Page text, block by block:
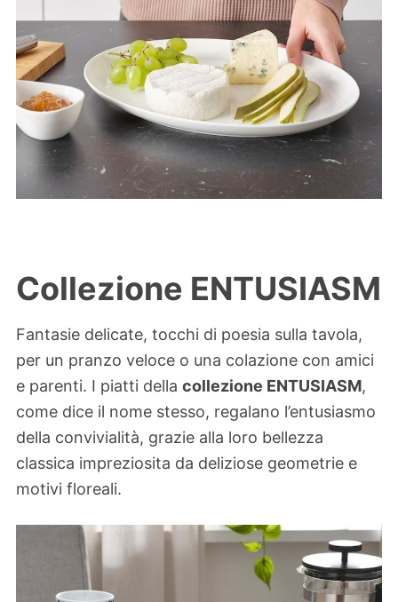
Collezione ENTUSIASM
Fantasie delicate, tocchi di poesia sulla tavola,
per un pranzo veloce o una colazione con amici
e parenti. I piatti della collezione ENTUSIASM,
come dice il nome stesso, regalano l’entusiasmo
della convivialità, grazie alla loro bellezza
classica impreziosita da deliziose geometrie e
motivi floreali.